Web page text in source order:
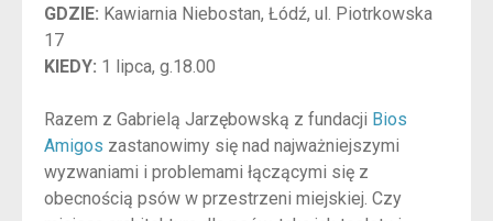
GDZIE: Kawiarnia Niebostan, Łódź, ul. Piotrkowska
17
KIEDY: 1 lipca, g.18.00
Razem z Gabrielą Jarzębowską z fundacji Bios
Amigos zastanowimy się nad najważniejszymi
wyzwaniami i problemami łączącymi się z
obecnością psów w przestrzeni miejskiej. Czy